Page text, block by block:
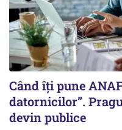
Când îți pune
datornicilor”.
devin publice